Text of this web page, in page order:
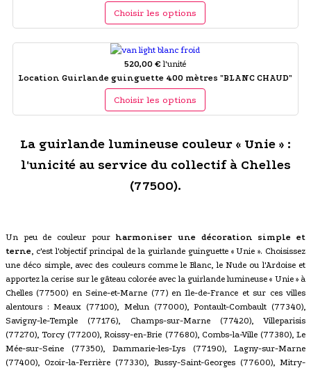
Choisir les options
520,00 € l'unité
Location Guirlande guinguette 400 mètres "BLANC CHAUD"
Choisir les options
La guirlande lumineuse couleur « Unie » :
l'unicité au service du collectif à Chelles
(77500).
Un peu de couleur pour harmoniser une décoration simple et
terne, c'est l'objectif principal de la guirlande guinguette « Unie ». Choisissez
une déco simple, avec des couleurs comme le Blanc, le Nude ou l'Ardoise et
apportez la cerise sur le gâteau colorée avec la guirlande lumineuse « Unie » à
Chelles (77500) en Seine-et-Marne (77) en Ile-de-France et sur ces villes
alentours : Meaux (77100), Melun (77000), Pontault-Combault (77340),
Savigny-le-Temple (77176), Champs-sur-Marne (77420), Villeparisis
(77270), Torcy (77200), Roissy-en-Brie (77680), Combs-la-Ville (77380), Le
Mée-sur-Seine (77350), Dammarie-les-Lys (77190), Lagny-sur-Marne
(77400), Ozoir-la-Ferrière (77330), Bussy-Saint-Georges (77600), Mitry-